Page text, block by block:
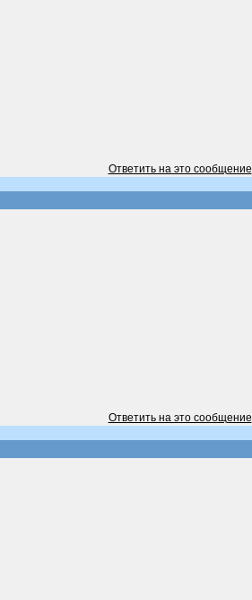
Ответить на это сообщение
Ответить на это сообщение